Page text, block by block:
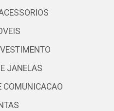
JANELAS
COMUNICACAO